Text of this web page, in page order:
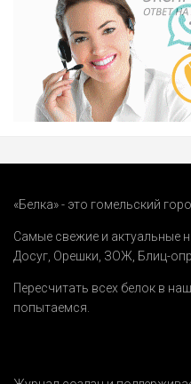
«Белка» - это гомельский
Самые свежие и актуальные
Досуг Орешки ЗОЖ Блиц-
Пересчитать всех белок в
попытаемся.